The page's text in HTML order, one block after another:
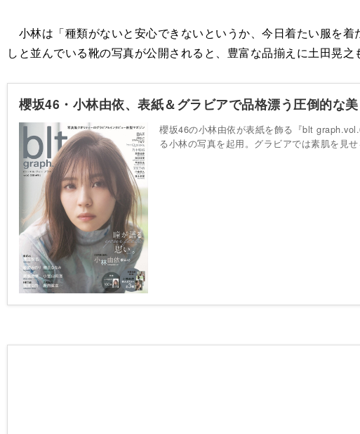
小林は「種類がないと安心できないというか、今日着たい服を
しと並んでいる靴の写真が公開されると、豊富な品揃えに土田晃之
櫻坂46・小林由依、表紙＆グラビアで品格漂う圧倒的な
櫻坂46の小林由依が表紙を飾る『blt
る小林の写真を起用。グラビアでは素肌を見